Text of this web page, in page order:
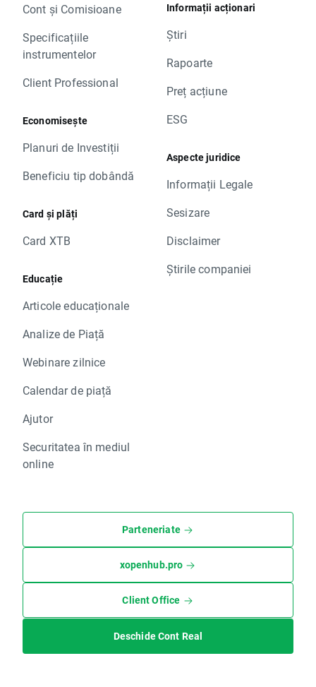
Cont și Comisioane
Specificațiile
instrumentelor
Client Professional
Economisește
Planuri de Investiții
Beneficiu tip dobândă
Card și plăți
Card XTB
Educație
Articole educaționale
Analize de Piață
Webinare zilnice
Calendar de piață
Ajutor
Securitatea în mediul
online
Informații acționari
Știri
Rapoarte
Preț acțiune
ESG
Aspecte juridice
Informații Legale
Sesizare
Disclaimer
Știrile companiei
Parteneriate
xopenhub.pro
Client Office
Deschide Cont Real